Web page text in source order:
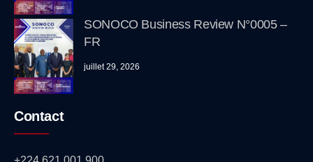
SONOCO Business Review N°0005 –
FR
juillet 29, 2026
Contact